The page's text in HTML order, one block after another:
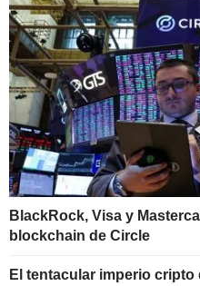
BlackRock, Visa y
blockchain de Circle
El tentacular imperio cripto